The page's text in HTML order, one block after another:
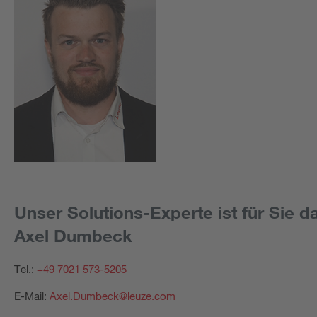
Unser Solutions-Experte ist für Sie
Axel Dumbeck
Tel.: +49 7021 573-5205
E-Mail: Axel.Dumbeck@leuze.com